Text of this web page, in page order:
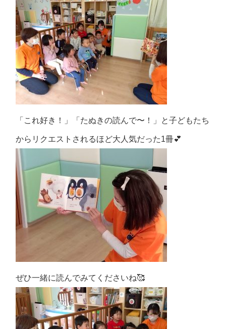
「これ好き！」「たぬきの読んで〜！」と子どもたち
からリクエストされるほど大人気だった1冊💕
ぜひ一緒に読んでみてくださいね🥰